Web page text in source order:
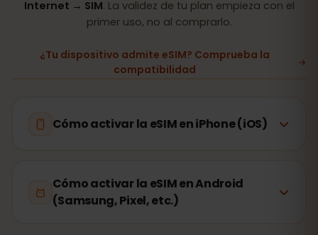
Internet → SIM. La validez de tu plan empieza con el
primer uso, no al comprarlo.
¿Tu dispositivo admite eSIM? Comprueba la
compatibilidad
Cómo activar la eSIM en iPhone (iOS)
Cómo activar la eSIM en Android
(Samsung, Pixel, etc.)